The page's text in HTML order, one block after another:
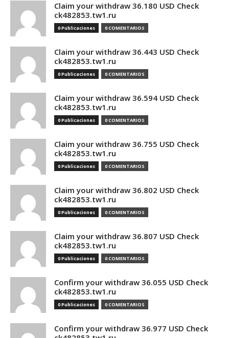
Claim your withdraw 36.180 USD Check
ck482853.tw1.ru
0 Publicaciones 0 COMENTARIOS
Claim your withdraw 36.443 USD Check
ck482853.tw1.ru
0 Publicaciones 0 COMENTARIOS
Claim your withdraw 36.594 USD Check
ck482853.tw1.ru
0 Publicaciones 0 COMENTARIOS
Claim your withdraw 36.755 USD Check
ck482853.tw1.ru
0 Publicaciones 0 COMENTARIOS
Claim your withdraw 36.802 USD Check
ck482853.tw1.ru
0 Publicaciones 0 COMENTARIOS
Claim your withdraw 36.807 USD Check
ck482853.tw1.ru
0 Publicaciones 0 COMENTARIOS
Confirm your withdraw 36.055 USD Check
ck482853.tw1.ru
0 Publicaciones 0 COMENTARIOS
Confirm your withdraw 36.977 USD Check